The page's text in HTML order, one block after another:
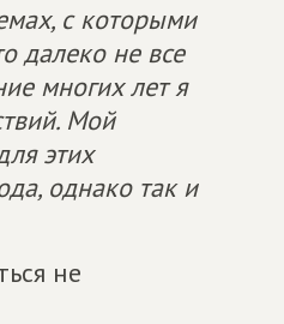
с которыми
далеко не все
многих лет я
Мой
этих
однако так и
не